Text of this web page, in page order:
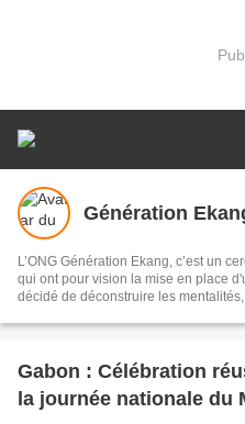
Génération
L’ONG Génération Ekang, c’est un
qui ont pour vision la mise en place
décidé de déconstruire les
avenirs.
Gabon : Célébration
la journée nationale du